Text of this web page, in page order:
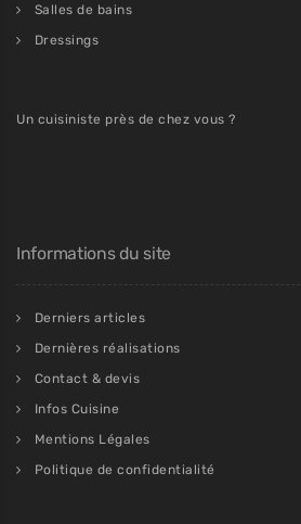
Salles de bains
Dressings
Un cuisiniste près de chez vous ?
Informations du site
Derniers articles
Dernières réalisations
Contact & devis
Infos Cuisine
Mentions Légales
Politique de confidentialité